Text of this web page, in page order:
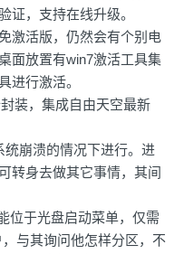
证，支持在线升级。
激活版，仍然会有个别电
面放置有win7激活工具集
进行激活。
装，集成自由天空最新
崩溃的情况下进行。进
转身去做其它事情，其间
位于光盘启动菜单，仅需
与其询问他怎样分区，不